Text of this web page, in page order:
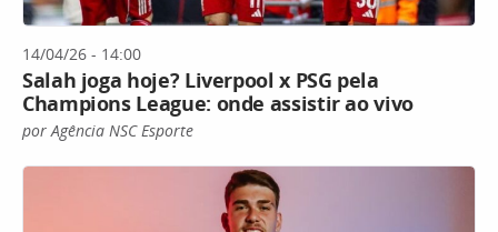
14/04/26 - 14:00
Salah joga hoje? Liverpool x PSG pela
Champions League: onde assistir ao vivo
por Agência NSC Esporte